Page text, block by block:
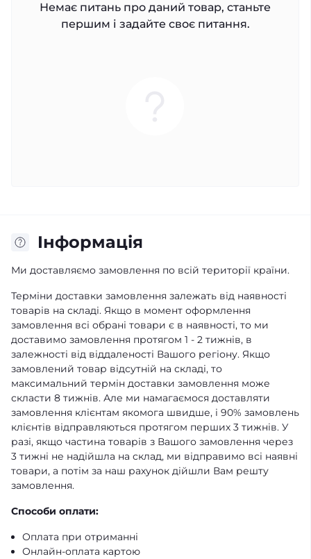
Немає питань про даний товар, станьте
першим і задайте своє питання.
Iнформація
Ми доставляємо замовлення по всій території країни.
Терміни доставки замовлення залежать від наявності
товарів на складі. Якщо в момент оформлення
замовлення всі обрані товари є в наявності, то ми
доставимо замовлення протягом 1 - 2 тижнів, в
залежності від віддаленості Вашого регіону. Якщо
замовлений товар відсутній на складі, то
максимальний термін доставки замовлення може
скласти 8 тижнів. Але ми намагаємося доставляти
замовлення клієнтам якомога швидше, і 90% замовлень
клієнтів відправляються протягом перших 3 тижнів. У
разі, якщо частина товарів з Вашого замовлення через
3 тижні не надійшла на склад, ми відправимо всі наявні
товари, а потім за наш рахунок дійшли Вам решту
замовлення.
Способи оплати:
Оплата при отриманні
Онлайн-оплата картою